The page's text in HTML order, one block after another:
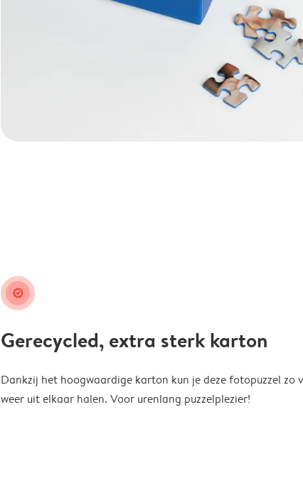
guarantee
Gerecycled, extra sterk karton
Dankzij het hoogwaardige karton kun je deze fotopuzzel zo
weer uit elkaar halen. Voor urenlang puzzelplezier!